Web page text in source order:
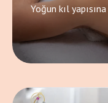
Yoğun kıl